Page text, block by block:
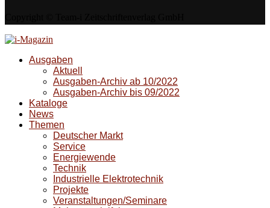
Ausgaben
Aktuell
Ausgaben-Archiv ab 10/2022
Ausgaben-Archiv bis 09/2022
Kataloge
News
Themen
Deutscher Markt
Service
Energiewende
Technik
Industrielle Elektrotechnik
Projekte
Veranstaltungen/Seminare